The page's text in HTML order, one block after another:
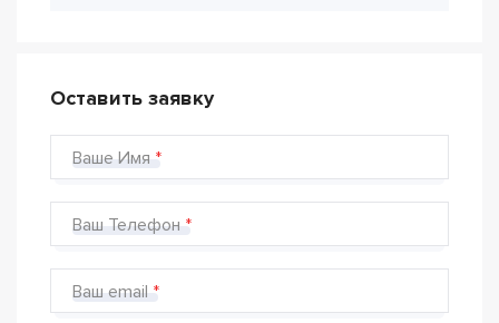
Оставить заявку
Ваше Имя
Ваш Телефон
Ваш email